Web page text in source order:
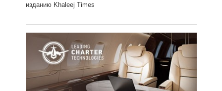
изданию Khaleej Times